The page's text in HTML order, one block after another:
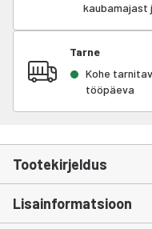
kaubamajast
Tarne
Kohe
tööpäeva
Tootekirjeldus
Lisainformatsioon